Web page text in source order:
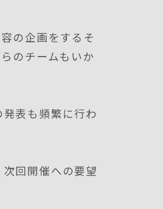
の企画をするそ
のチームもいか
表も頻繁に行わ
回開催への要望